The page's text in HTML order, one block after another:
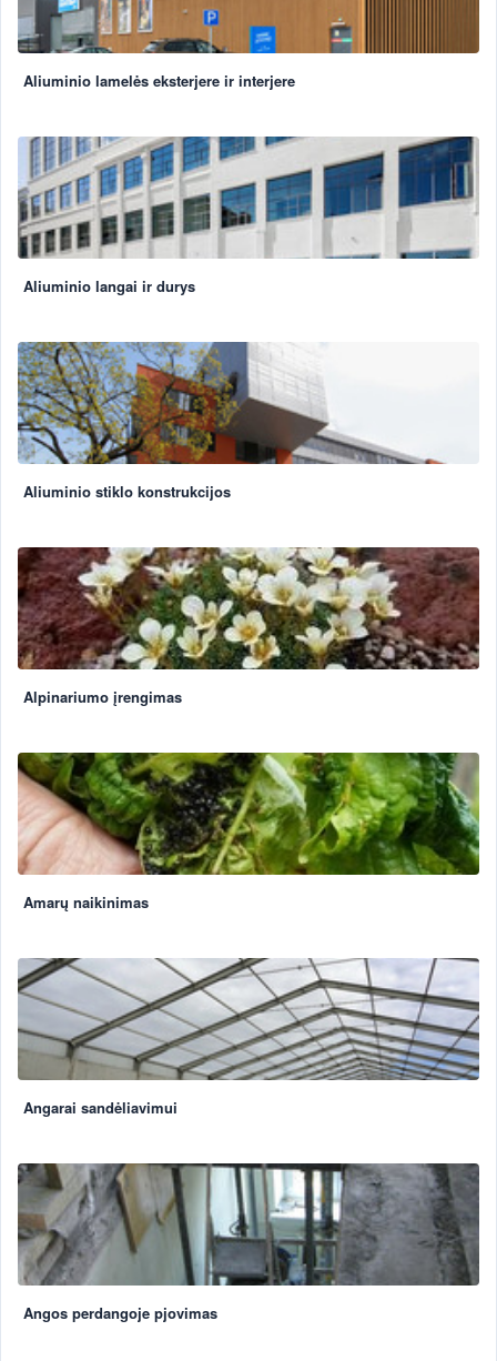
Aliuminio lamelės eksterjere ir interjere
Aliuminio langai ir durys
Aliuminio stiklo konstrukcijos
Alpinariumo įrengimas
Amarų naikinimas
Angarai sandėliavimui
Angos perdangoje pjovimas